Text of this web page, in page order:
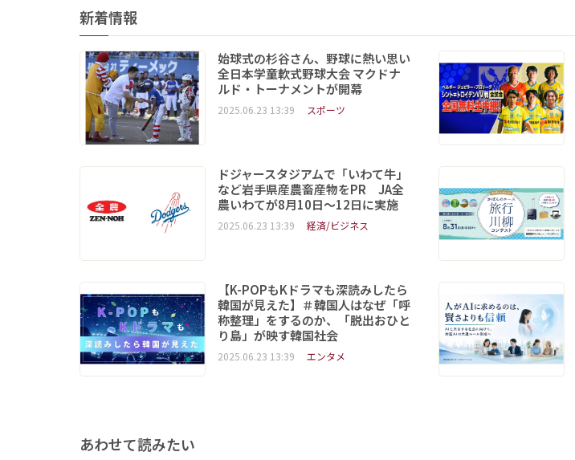
新着情報
始球式の杉谷さん、野球に熱い思い
全日本学童軟式野球大会 マクドナ
ルド・トーナメントが開幕
2025.06.23 13:39 スポーツ
ドジャースタジアムで「いわて牛」
など岩手県産農畜産物をPR JA全
農いわてが8月10日～12日に実施
2025.06.23 13:39 経済/ビジネス
【K-POPもKドラマも深読みしたら
韓国が見えた】＃韓国人はなぜ「呼
称整理」をするのか、「脱出おひと
り島」が映す韓国社会
2025.06.23 13:39 エンタメ
あわせて読みたい